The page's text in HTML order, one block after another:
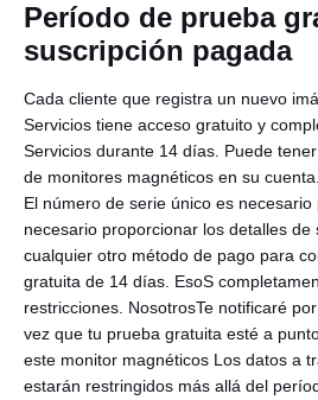
Período de prueba
suscripción pagada
Cada cliente que registra un nuevo
Servicios tiene acceso gratuito y
Servicios durante 14 días. Puede
de monitores magnéticos en su
El número de serie único es
necesario proporcionar los detalles
cualquier otro método de pago para
gratuita de 14 días. EsoS
restricciones. NosotrosTe notificaré
vez que tu prueba gratuita esté a
este monitor magnéticos Los datos a
estarán restringidos más allá del